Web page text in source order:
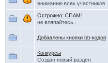
вниманию всех участников
Острожно: СПАМ!
не вляпайтесь..
Добавлены кнопки bb-кодов
Конкурсы
Создан новый раздел